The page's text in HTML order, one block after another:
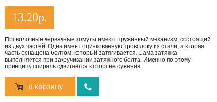
13.20р.
Проволочные червячные хомуты имеют пружинный механизм, состоящий
из двух частей. Одна имеет оцинкованную проволоку из стали, а вторая
часть оснащена болтом, который затягивается. Сама затяжка
выполняется при закручивании затяжного болта. Именно по этому
принципу спираль сдвигается к стороне сужения.
в корзину